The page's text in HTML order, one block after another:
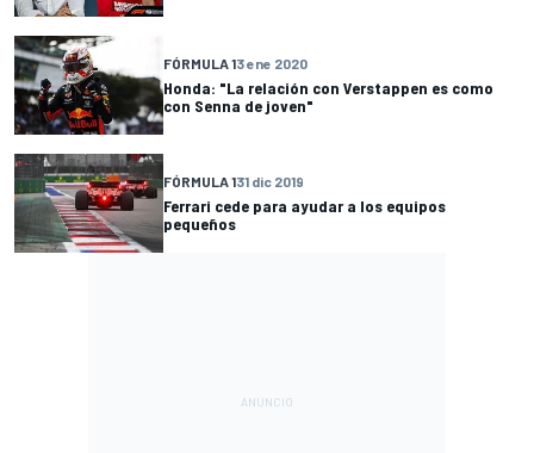
FÓRMULA 13 ene 2020
Honda: "La relación con Verstappen es como
con Senna de joven"
FÓRMULA 131 dic 2019
Ferrari cede para ayudar a los equipos
pequeños